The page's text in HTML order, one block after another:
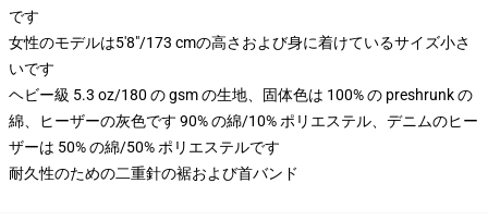
です
女性のモデルは5'8"/173 cmの高さおよび身に着けているサイズ小さ
いです
ヘビー級 5.3 oz/180 の gsm の生地、固体色は 100% の preshrunk の
綿、ヒーザーの灰色です 90% の綿/10% ポリエステル、デニムのヒー
ザーは 50% の綿/50% ポリエステルです
耐久性のための二重針の裾および首バンド